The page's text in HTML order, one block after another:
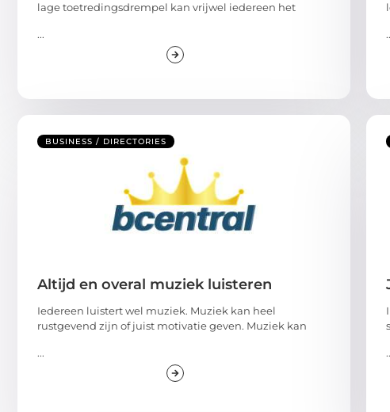
lage toetredingsdrempel kan vrijwel iedereen het
...
BUSINESS / DIRECTORIES
Altijd en overal muziek luisteren
Iedereen luistert wel muziek. Muziek kan heel
rustgevend zijn of juist motivatie geven. Muziek kan
...